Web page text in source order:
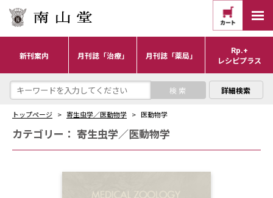
新刊案内 月刊誌「治療」 月刊誌「薬局」
Rp.+
レシピプラス
詳細検索
トップページ 寄生虫学／医動物学 医動物学
カテゴリー： 寄生虫学／医動物学